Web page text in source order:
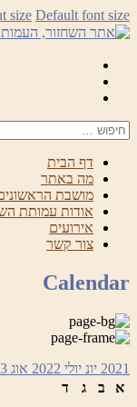
לדלג
לתוכן
size Default font size
דף הבית
מה באתר
מושבת
אודות עמותת
אירועים
צור קשר
Calendar
2021 יונ יולי 2022 אוג
א
ב ג ד